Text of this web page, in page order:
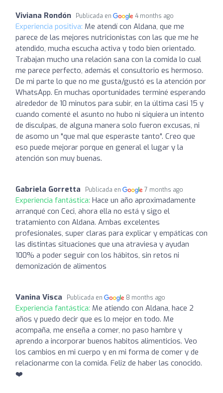
Viviana Rondón Publicada en 4 months ago
Experiencia positiva: Me atendí con Aldana, que me
parece de las mejores nutricionistas con las que me he
atendido, mucha escucha activa y todo bien orientado.
Trabajan mucho una relación sana con la comida lo cual
me parece perfecto, además el consultorio es hermoso.
De mi parte lo que no me gusta/gustó es la atención por
WhatsApp. En muchas oportunidades terminé esperando
alrededor de 10 minutos para subir, en la última casi 15 y
cuando comenté el asunto no hubo ni siquiera un intento
de disculpas, de alguna manera solo fueron excusas, ni
de asomo un "que mal que esperaste tanto". Creo que
eso puede mejorar porque en general el lugar y la
atención son muy buenas.
Gabriela Gorretta Publicada en 7 months ago
Experiencia fantástica: Hace un año aproximadamente
arranqué con Ceci, ahora ella no está y sigo el
tratamiento con Aldana. Ambas excelentes
profesionales, super claras para explicar y empáticas con
las distintas situaciones que una atraviesa y ayudan
100% a poder seguir con los hábitos, sin retos ni
demonización de alimentos
Vanina Visca Publicada en 8 months ago
Experiencia fantástica: Me atiendo con Aldana, hace 2
años y puedo decir que es lo mejor en todo. Me
acompaña, me enseña a comer, no paso hambre y
aprendo a incorporar buenos habitos alimenticios. Veo
los cambios en mi cuerpo y en mi forma de comer y de
relacionarme con la comida. Feliz de haber las conocido.
❤️